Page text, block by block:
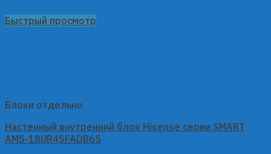
Быстрый просмотр
Блоки отдельно
Настенный внутренний блок Hisense серии SMART
AMS-18UR4SFADB65